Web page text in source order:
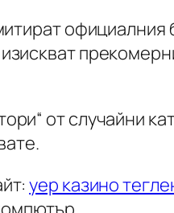
официалния
от случайни
yep казино